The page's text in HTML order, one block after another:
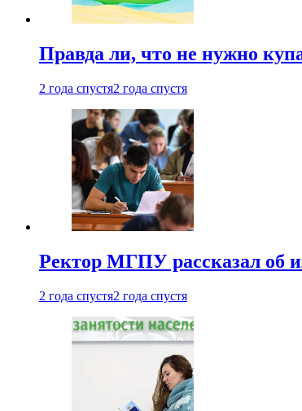
Правда ли, что не нужно
2 года спустя2 года спустя
Ректор МГПУ рассказал об
2 года спустя2 года спустя